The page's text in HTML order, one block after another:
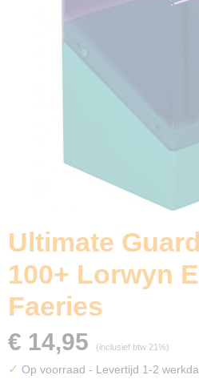
Ultimate
100+ Lorwyn
Faeries
€ 14,95 (inclusief btw 21%)
✓ Op voorraad - Levertijd 1-2